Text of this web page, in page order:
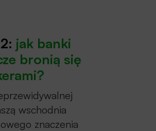
jak banki
bronią się
ami?
wschodnia
znaczenia